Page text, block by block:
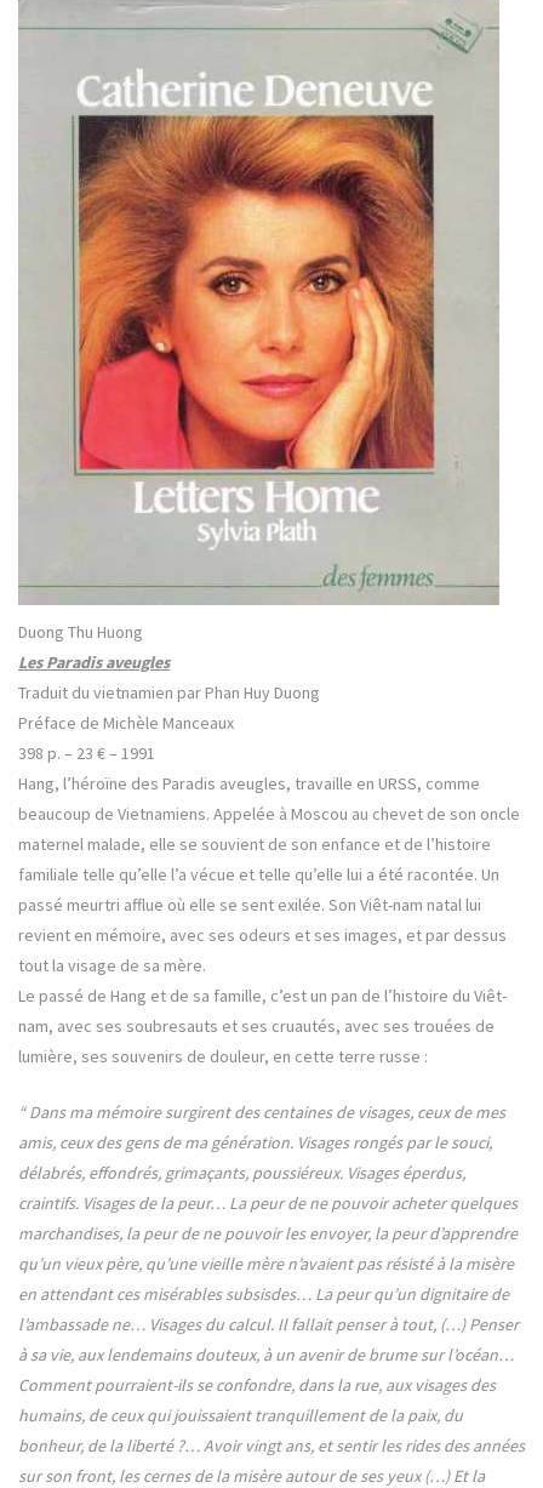
Duong Thu Huong
Les Paradis aveugles
Traduit du vietnamien par Phan Huy Duong
Préface de Michèle Manceaux
398 p. – 23 € – 1991
Hang, l’héroïne des Paradis aveugles, travaille en URSS, comme
beaucoup de Vietnamiens. Appelée à Moscou au chevet de son oncle
maternel malade, elle se souvient de son enfance et de l’histoire
familiale telle qu’elle l’a vécue et telle qu’elle lui a été racontée. Un
passé meurtri afflue où elle se sent exilée. Son Viêt-nam natal lui
revient en mémoire, avec ses odeurs et ses images, et par dessus
tout la visage de sa mère.
Le passé de Hang et de sa famille, c’est un pan de l’histoire du Viêt-
nam, avec ses soubresauts et ses cruautés, avec ses trouées de
lumière, ses souvenirs de douleur, en cette terre russe :
“ Dans ma mémoire surgirent des centaines de visages, ceux de mes
amis, ceux des gens de ma génération. Visages rongés par le souci,
délabrés, effondrés, grimaçants, poussiéreux. Visages éperdus,
craintifs. Visages de la peur… La peur de ne pouvoir acheter quelques
marchandises, la peur de ne pouvoir les envoyer, la peur d’apprendre
qu’un vieux père, qu’une vieille mère n’avaient pas résisté à la misère
en attendant ces misérables subsisdes… La peur qu’un dignitaire de
l’ambassade ne… Visages du calcul. Il fallait penser à tout, (…) Penser
à sa vie, aux lendemains douteux, à un avenir de brume sur l’océan…
Comment pourraient-ils se confondre, dans la rue, aux visages des
humains, de ceux qui jouissaient tranquillement de la paix, du
bonheur, de la liberté ?… Avoir vingt ans, et sentir les rides des années
sur son front, les cernes de la misère autour de ses yeux (…) Et la